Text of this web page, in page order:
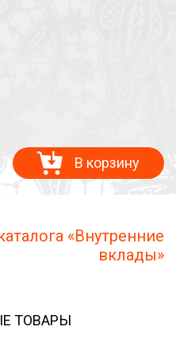
В корзину
«Внутренние
вклады»
ТОВАРЫ